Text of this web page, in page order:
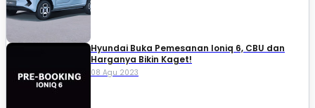
Hyundai Buka Pemesanan Ioniq 6, CBU dan
Harganya Bikin Kaget!
08 Agu 2023